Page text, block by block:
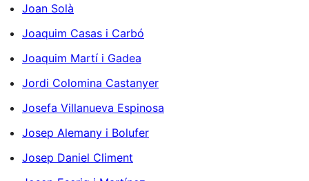
Joan Solà
Joaquim Casas i Carbó
Joaquim Martí i Gadea
Jordi Colomina Castanyer
Josefa Villanueva Espinosa
Josep Alemany i Bolufer
Josep Daniel Climent